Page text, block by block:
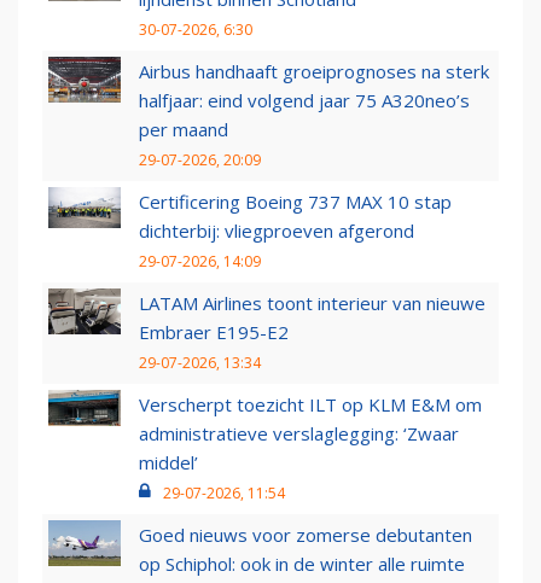
30-07-2026, 6:30
Airbus handhaaft groeiprognoses na sterk
halfjaar: eind volgend jaar 75 A320neo’s
per maand
29-07-2026, 20:09
Certificering Boeing 737 MAX 10 stap
dichterbij: vliegproeven afgerond
29-07-2026, 14:09
LATAM Airlines toont interieur van nieuwe
Embraer E195-E2
29-07-2026, 13:34
Verscherpt toezicht ILT op KLM E&M om
administratieve verslaglegging: ‘Zwaar
middel’
29-07-2026, 11:54
Goed nieuws voor zomerse debutanten
op Schiphol: ook in de winter alle ruimte